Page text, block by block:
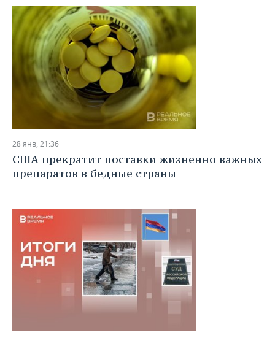
28 янв, 21:36
США прекратит поставки жизненно важных
препаратов в бедные страны